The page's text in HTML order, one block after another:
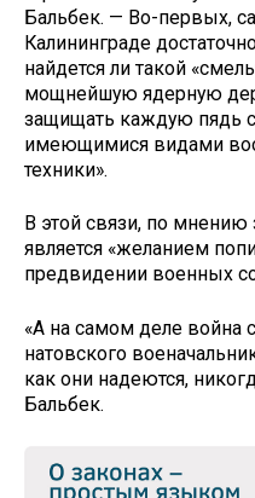
Бальбек. — Во-первых,
Калининграде
найдется ли такой
мощнейшую ядерную
защищать каждую пядь
имеющимися видами
техники».
В этой связи, по мнению
является «желанием
предвидении военных
«А на самом деле война
натовского
как они надеются,
Бальбек.